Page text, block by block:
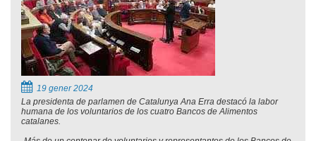
19 gener 2024
La presidenta de parlamen de Catalunya Ana Erra destacó la labor
humana de los voluntarios de los cuatro Bancos de Alimentos
catalanes.